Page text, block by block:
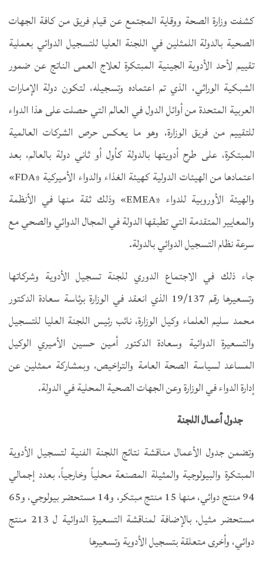
كشفت وزارة الصحة ووقاية المجتمع عن قيام فريق من كافة الجهات
الصحية بالدولة اللمثلين في اللجنة العليا للتسجيل الدوائي بعملية
تقييم لأحد الأدوية الجينية المبتكرة لعلاج العمى الناتج عن ضمور
الشبكية الوراثي، الذي تم اعتماده وتسجيله، لتكون دولة الإمارات
العربية المتحدة من أوائل الدول في العالم التي حصلت على هذا الدواء
للتقييم من فريق الوزارة، وهو ما يعكس حرص الشركات العالمية
المبتكرة، على طرح أدويتها بالدولة كأول أو ثاني دولة بالعالم، بعد
اعتمادها من الهيئات الدولية كهيئة الغذاء والدواء الأميركية «FDA»
والهيئة الأوروبية للدواء «EMEA» وذلك ثقة منها في الأنظمة
والمعايير المتقدمة التي تطبقها الدولة في المجال الدوائي والصحي مع
سرعة نظام التسجيل الدوائي بالدولة.
جاء ذلك في الاجتماع الدوري للجنة تسجيل الأدوية وشركاتها
وتسعيرها رقم 19/137 الذي انعقد في الوزارة برئاسة سعادة الدكتور
محمد سليم العلماء وكيل الوزارة، نائب رئيس اللجنة العليا للتسجيل
والتسعيرة الدوائية وسعادة الدكتور أمين حسين الأميري الوكيل
المساعد لسياسة الصحة العامة والتراخيص، وبمشاركة ممثلين عن
إدارة الدواء في الوزارة وعن الجهات الصحية المحلية في الدولة.
جدول أعمال اللجنة
وتضمن جدول الأعمال مناقشة نتائج اللجنة الفنية لتسجيل الأدوية
المبتكرة والبيولوجية والمثيلة المصنعة محلياً وخارجياً، بعدد إجمالي
94 منتج دوائي، منها 15 منتج مبتكر، و14 مستحضر بيولوجي، و65
مستحضر مثيل، بالإضافة لمناقشة التسعيرة الدوائية ل 213 منتج
دوائي، وأخرى متعلقة بتسجيل الأدوية وتسعيرها